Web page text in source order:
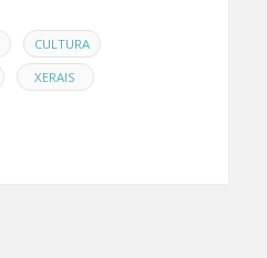
, CULTURA ,
, XERAIS